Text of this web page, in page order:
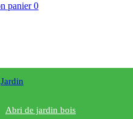
panier 0
Jardin
Abri de jardin bois